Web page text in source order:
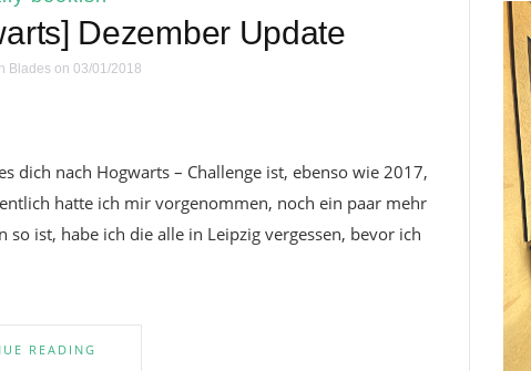
Dezember Update
Blades on 03/01/2018
dich nach Hogwarts – Challenge ist, ebenso wie 2017,
hatte ich mir vorgenommen, noch ein paar mehr
ist, habe ich die alle in Leipzig vergessen, bevor ich
READING